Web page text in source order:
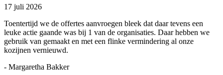
17 juli 2026
Toentertijd we de offertes aanvroegen bleek dat daar tevens een
leuke actie gaande was bij 1 van de organisaties. Daar hebben we
gebruik van gemaakt en met een flinke vermindering al onze
kozijnen vernieuwd.
- Margaretha Bakker